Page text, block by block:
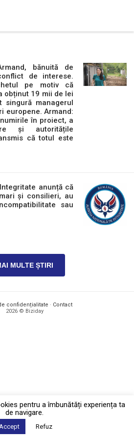
bănuită de
de interese.
pe motiv că
obținut 19 mii de lei
managerul
europene. Armand:
în proiect, a
și autoritățile
că totul este
anunță că
și consilieri, au
sau
MULTE ȘTIRI
confidențialitate · Contact
2026 © Biziday
pentru a îmbunătăți experiența ta
de navigare.
Refuz